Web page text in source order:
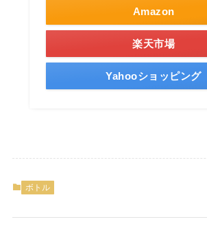
Amazon
楽天市場
Yahooショッピング
ボトル